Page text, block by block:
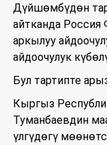
Дүйшөмбүдөн
айтканда Россия
аркылуу
айдоочулук
Бул тартипте
Кыргыз
Туманбаевдин
үлгүдөгү